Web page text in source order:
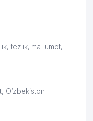
964 м
tezlik, ma'lumot,
O‘zbekiston